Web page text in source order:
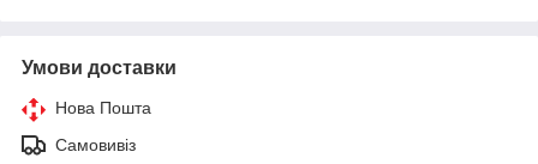
Умови доставки
Нова Пошта
Самовивіз